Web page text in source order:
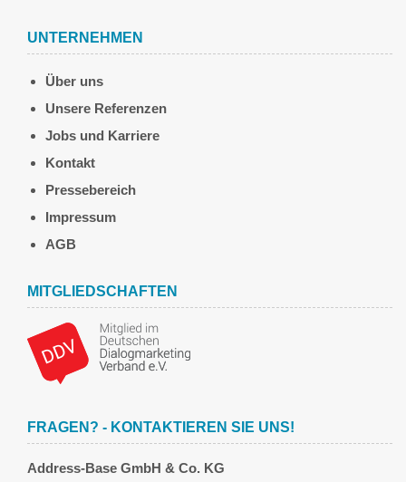
UNTERNEHMEN
Über uns
Unsere Referenzen
Jobs und Karriere
Kontakt
Pressebereich
Impressum
AGB
MITGLIEDSCHAFTEN
FRAGEN? - KONTAKTIEREN SIE UNS!
Address-Base GmbH & Co. KG